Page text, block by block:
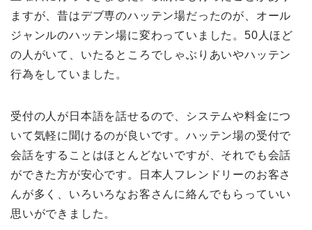
ますが、昔はデブ専のハッテン場だったのが、オール
ジャンルのハッテン場に変わっていました。50人ほど
の人がいて、いたるところでしゃぶりあいやハッテン
行為をしていました。
受付の人が日本語を話せるので、システムや料金につ
いて気軽に聞けるのが良いです。ハッテン場の受付で
会話をすることはほとんどないですが、それでも会話
ができた方が安心です。日本人フレンドリーのお客さ
んが多く、いろいろなお客さんに絡んでもらっていい
思いができました。